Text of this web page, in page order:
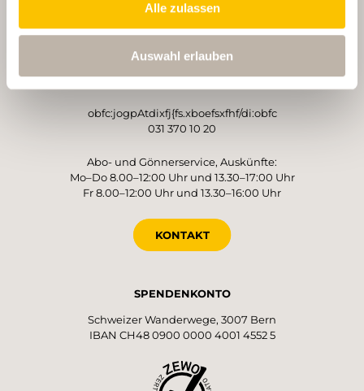
Alle zulassen
Auswahl erlauben
Schweizer Wanderwege
Monbijoustrasse 61
3007 Bern
obfc:jogpAtdixfj{fs.xboefsxfhf/di:obfc
031 370 10 20
Abo- und Gönnerservice, Auskünfte:
Mo–Do 8.00–12:00 Uhr und 13.30–17:00 Uhr
Fr 8.00–12:00 Uhr und 13.30–16:00 Uhr
KONTAKT
SPENDENKONTO
Schweizer Wanderwege, 3007 Bern
IBAN CH48 0900 0000 4001 4552 5